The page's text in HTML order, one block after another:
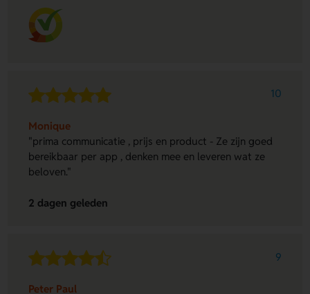
10
Monique
"prima communicatie , prijs en product - Ze zijn goed
bereikbaar per app , denken mee en leveren wat ze
beloven."
2 dagen geleden
9
Peter Paul